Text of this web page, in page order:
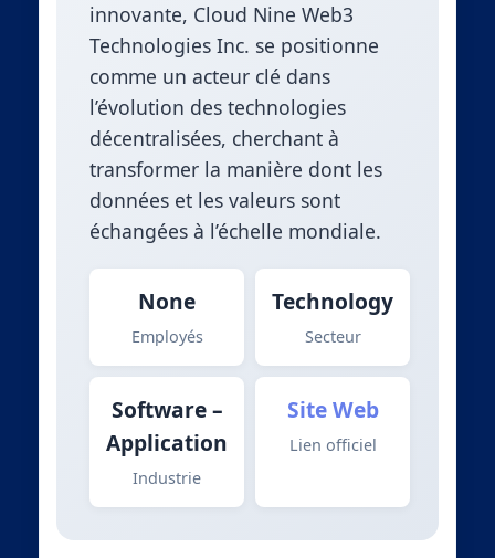
innovante, Cloud Nine Web3
Technologies Inc. se positionne
comme un acteur clé dans
l’évolution des technologies
décentralisées, cherchant à
transformer la manière dont les
données et les valeurs sont
échangées à l’échelle mondiale.
None
Employés
Technology
Secteur
Software –
Application
Industrie
Site Web
Lien officiel